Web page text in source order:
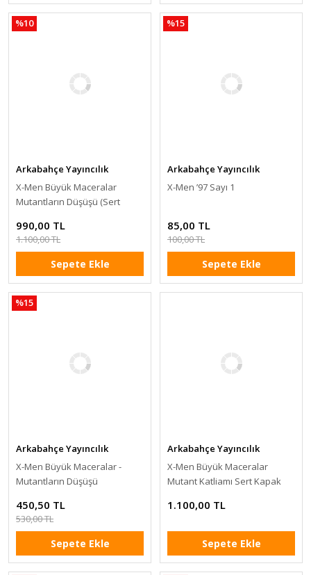
%10
Arkabahçe Yayıncılık
X-Men Büyük Maceralar
Mutantların Düşüşü (Sert
990,00 TL
1.100,00 TL
Sepete Ekle
%15
Arkabahçe Yayıncılık
X-Men ’97 Sayı 1
85,00 TL
100,00 TL
Sepete Ekle
%15
Arkabahçe Yayıncılık
X-Men Büyük Maceralar -
Mutantların Düşüşü
450,50 TL
530,00 TL
Sepete Ekle
Arkabahçe Yayıncılık
X-Men Büyük Maceralar
Mutant Katliamı Sert Kapak
1.100,00 TL
Sepete Ekle